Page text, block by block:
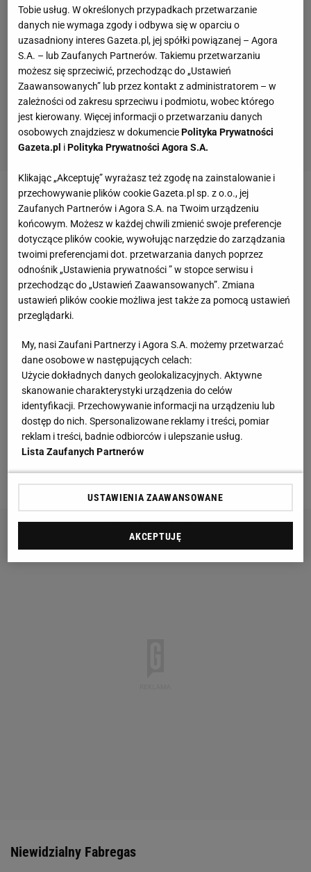
Istnieje też klątwa, która prześladuje piłkarzy
pokazanych wsłynnej reklamówce firmy "Nike"
wyprodukowanej przed mundialem. Udział biorą w
niej m.in. Wayne Rooney (odpadł w 1/8 finału, nie
strzelił ani jednego gola), Cristiano Ronaldo (jeden
gol, odpadł w 1/8),Fabio Cannavaro(odpadł w fazie
grupowej) i
Teraz okazuje się, że równie pechowy może być
numer na koszulce. Kiedyś "dziesiątka" oznaczała
wielki prestiż - należała do Maradony i Pelego, którzy
nie mieli sobie równych i sięgali po puchar za
mistrzostwo świata. Ich następcy - LeoMessi
- nie poradzili sobie z wyzwaniem, ten pierwszy
kończył mundial we łzach.
Niewidzialny Fabregas
Tobie usług. W określonych przypadkach przetwarzanie
danych nie wymaga zgody i odbywa się w oparciu o
uzasadniony interes Gazeta.pl, jej spółki powiązanej – Agora
S.A. – lub Zaufanych Partnerów. Takiemu przetwarzaniu
możesz się sprzeciwić, przechodząc do „Ustawień
Zaawansowanych” lub przez kontakt z administratorem – w
zależności od zakresu sprzeciwu i podmiotu, wobec którego
jest kierowany. Więcej informacji o przetwarzaniu danych
osobowych znajdziesz w dokumenciePolityka Prywatności
Gazeta.pl iPolityka Prywatności Agora S.A.
Klikając „Akceptuję” wyrażasz też zgodę na zainstalowanie i
przechowywanie plików cookie Gazeta.pl sp. z o.o., jej
Zaufanych Partnerów i Agora S.A. na Twoim urządzeniu
końcowym. Możesz w każdej chwili zmienić swoje preferencje
dotyczące plików cookie, wywołując narzędzie do zarządzania
twoimi preferencjami dot. przetwarzania danych poprzez
odnośnik „Ustawienia prywatności ” w stopce serwisu i
przechodząc do „Ustawień Zaawansowanych”. Zmiana
ustawień plików cookie możliwa jest także za pomocą ustawień
przeglądarki.
My, nasi Zaufani Partnerzy i Agora S.A. możemy przetwarzać
dane osobowe w następujących celach:
Użycie dokładnych danych geolokalizacyjnych. Aktywne
skanowanie charakterystyki urządzenia do celów
identyfikacji. Przechowywanie informacji na urządzeniu lub
dostęp do nich. Spersonalizowane reklamy i treści, pomiar
reklam i treści, badnie odbiorców i ulepszanie usług.
Lista Zaufanych Partnerów
USTAWIENIA ZAAWANSOWANE
AKCEPTUJĘ